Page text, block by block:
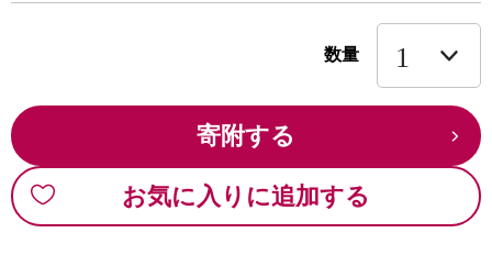
数量
寄附する
お気に入りに追加する